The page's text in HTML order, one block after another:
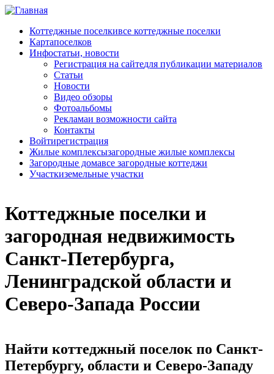
Перейти к основному содержанию
Коттеджные поселкивсе коттеджные поселки
Картапоселков
Инфостатьи, новости
Регистрация на сайтедля публикации материалов
Статьи
Новости
Видео обзоры
Фотоальбомы
Рекламаи возможности сайта
Контакты
Войтирегистрация
Жилые комплексызагородные жилые комплексы
Загородные домавсе загородные коттеджи
Участкиземельные участки
Коттеджные поселки и
загородная недвижимость
Санкт-Петербурга,
Ленинградской области и
Северо-Запада России
Найти коттеджный поселок по Санкт-
Петербургу, области и Северо-Западу